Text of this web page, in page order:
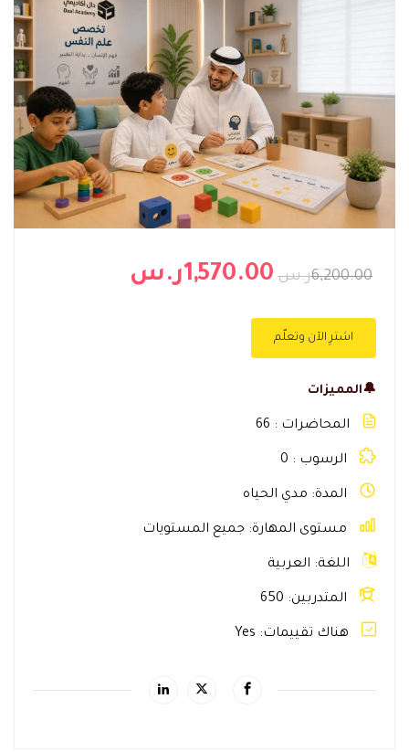
6,200.00ر.س 1,570.00ر.س
اشترِ الآن وتعلّم
🔔المميزات
المحاضرات 66
الرسوب 0
المدة مدي الحياه
مستوى المهارة جميع المستويات
اللغة العربية
المتدربين 650
هناك تقييمات Yes